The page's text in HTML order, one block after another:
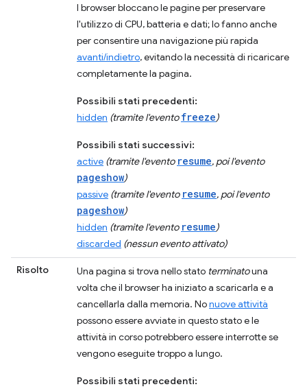
I browser bloccano le pagine per preservare
l'utilizzo di CPU, batteria e dati; lo fanno anche
per consentire una navigazione più rapida
avanti/indietro, evitando la necessità di ricaricare
completamente la pagina.
Possibili stati precedenti:
hidden (tramite l'eventofreeze)
Possibili stati successivi:
active (tramite l'evento resume, poi l'evento
pageshow)
passive (tramite l'evento resume, poi l'evento
pageshow)
hidden (tramite l'evento resume)
discarded (nessun evento attivato)
Risolto Una pagina si trova nello stato terminatouna
volta che il browser ha iniziato a scaricarla e a
cancellarla dalla memoria. Nonuove attività
possono essere avviate in questo stato e le
attività in corso potrebbero essere interrotte se
vengono eseguite troppo a lungo.
Possibili stati precedenti: